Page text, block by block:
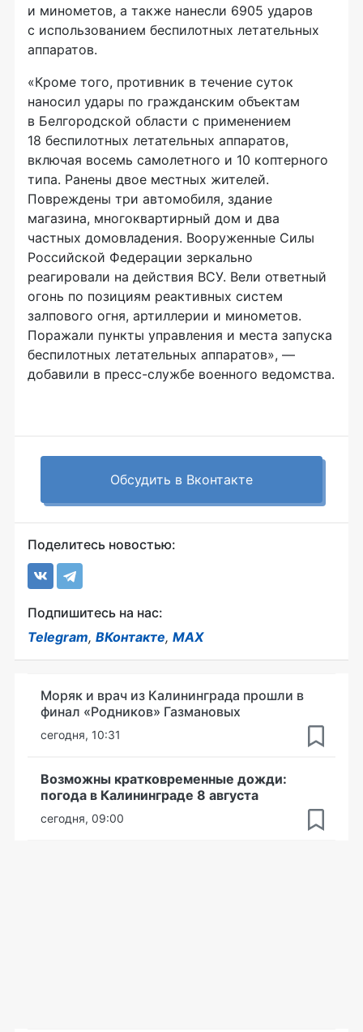
и минометов, а также нанесли 6905 ударов
с использованием беспилотных летательных
аппаратов.
«Кроме того, противник в течение суток
наносил удары по гражданским объектам
в Белгородской области с применением
18 беспилотных летательных аппаратов,
включая восемь самолетного и 10 коптерного
типа. Ранены двое местных жителей.
Повреждены три автомобиля, здание
магазина, многоквартирный дом и два
частных домовладения. Вооруженные Силы
Российской Федерации зеркально
реагировали на действия ВСУ. Вели ответный
огонь по позициям реактивных систем
залпового огня, артиллерии и минометов.
Поражали пункты управления и места запуска
беспилотных летательных аппаратов», —
добавили в пресс-службе военного ведомства.
Обсудить в Вконтакте
Поделитесь новостью:
Подпишитесь на нас:
Telegram, ВКонтакте, MAX
Моряк и врач из Калининграда прошли в
финал «Родников» Газмановых
сегодня, 10:31
Возможны кратковременные дожди:
погода в Калининграде 8 августа
сегодня, 09:00